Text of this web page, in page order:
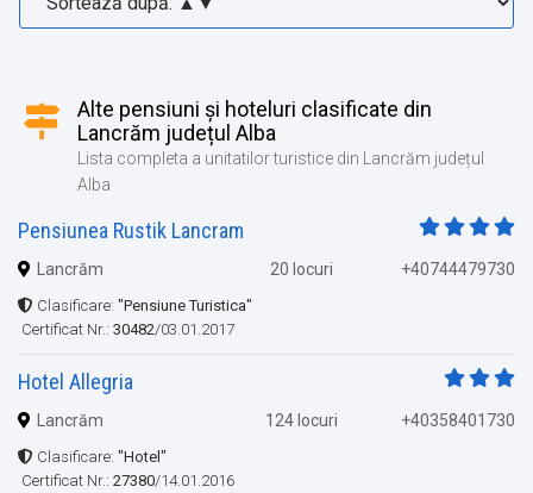
Alte pensiuni și hoteluri clasificate din
Lancrăm județul Alba
Lista completa a unitatilor turistice din Lancrăm județul
Alba
Pensiunea Rustik Lancram
Lancrăm 20 locuri +40744479730
Clasificare: "Pensiune Turistica"
Certificat Nr.: 30482/03.01.2017
Hotel Allegria
Lancrăm 124 locuri +40358401730
Clasificare: "Hotel"
Certificat Nr.: 27380/14.01.2016